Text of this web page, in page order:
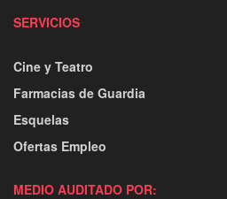
SERVICIOS
Cine y Teatro
Farmacias de Guardia
Esquelas
Ofertas Empleo
MEDIO AUDITADO POR: